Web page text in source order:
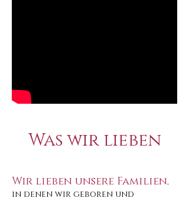
Was wir lieben
Wir lieben unsere Familien,
in denen wir geboren und